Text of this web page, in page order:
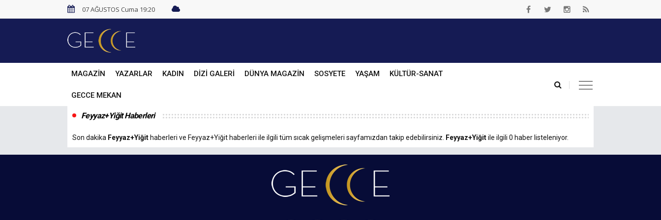
07 AĞUSTOS Cuma 19:20
MAGAZİN YAZARLAR KADIN DİZİ GALERİ DÜNYA MAGAZİN SOSYETE YAŞAM KÜLTÜR-SANAT
GECCE MEKAN
Feyyaz+Yiğit Haberleri
Son dakika Feyyaz+Yiğit haberleri ve Feyyaz+Yiğit haberleri ile ilgili tüm sıcak gelişmeleri sayfamızdan takip edebilirsiniz. Feyyaz+Yiğitile ilgili 0 haber listeleniyor.